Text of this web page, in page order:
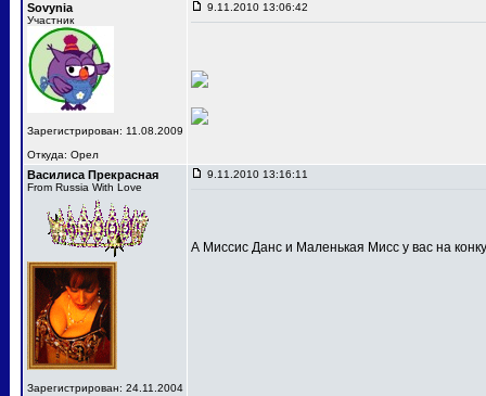
Sovynia
Участник
Зарегистрирован: 11.08.2009
Откуда: Орел
9.11.2010 13:06:42
Василиса Прекрасная
From Russia With Love
Зарегистрирован: 24.11.2004
9.11.2010 13:16:11
А Миссис Данс и Маленькая Мисс у вас на